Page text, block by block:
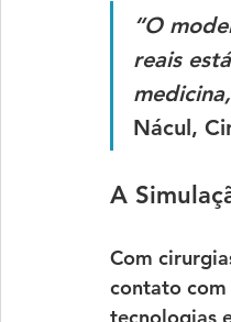
“O
reais
Nácul,
A
Com
contato com
tecnologias